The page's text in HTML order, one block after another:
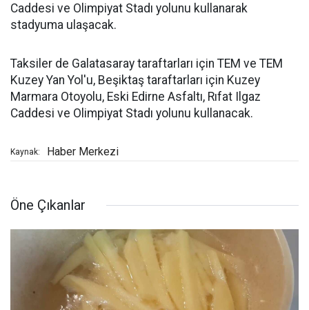
Caddesi ve Olimpiyat Stadı yolunu kullanarak
stadyuma ulaşacak.
Taksiler de Galatasaray taraftarları için TEM ve TEM
Kuzey Yan Yol'u, Beşiktaş taraftarları için Kuzey
Marmara Otoyolu, Eski Edirne Asfaltı, Rıfat Ilgaz
Caddesi ve Olimpiyat Stadı yolunu kullanacak.
Kaynak: Haber Merkezi
Öne Çıkanlar